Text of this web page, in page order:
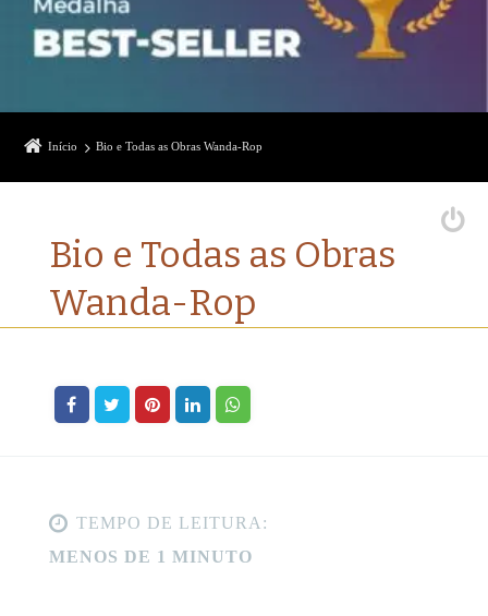
Início Bio e Todas as Obras Wanda-Rop
Bio e Todas as Obras
Wanda-Rop
TEMPO DE LEITURA:
MENOS DE 1 MINUTO